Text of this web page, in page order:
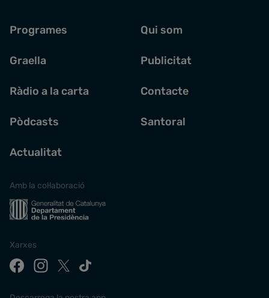
Programes
Graella
Ràdio a la carta
Pòdcasts
Actualitat
Qui som
Publicitat
Contacte
Santoral
Amb la col·laboració
Xarxes